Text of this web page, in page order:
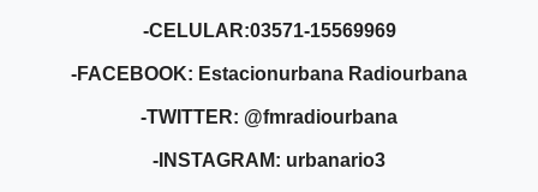
-CELULAR:03571-15569969
-FACEBOOK: Estacionurbana Radiourbana
-TWITTER: @fmradiourbana
-INSTAGRAM: urbanario3